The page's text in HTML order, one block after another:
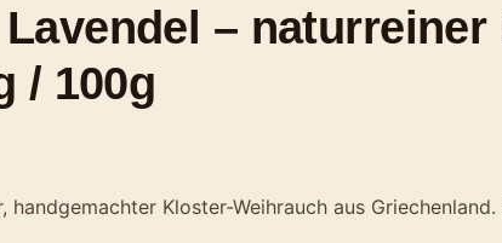
–
/ 100g
handgemachter Kloster-Weihrauch aus